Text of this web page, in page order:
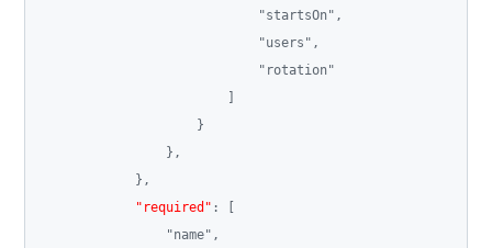
"startsOn" ,
"users" ,
"rotation"
]
}
} ,
} ,
"required" :
[
"name" ,